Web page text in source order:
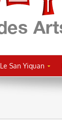
Le San Yiquan